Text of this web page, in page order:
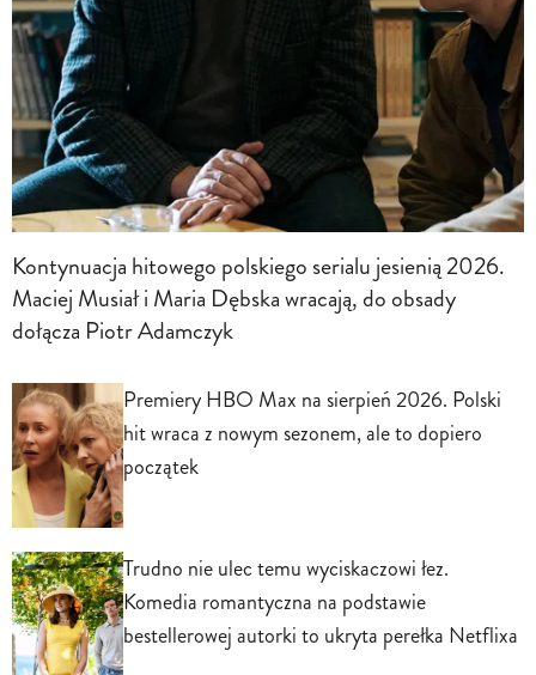
Kontynuacja hitowego polskiego serialu jesienią 2026.
Maciej Musiał i Maria Dębska wracają, do obsady
dołącza Piotr Adamczyk
Premiery HBO Max na sierpień 2026. Polski
hit wraca z nowym sezonem, ale to dopiero
początek
Trudno nie ulec temu wyciskaczowi łez.
Komedia romantyczna na podstawie
bestellerowej autorki to ukryta perełka Netflixa